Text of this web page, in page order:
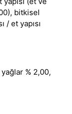
bitkisel
/ et yapısı
% 2,00,